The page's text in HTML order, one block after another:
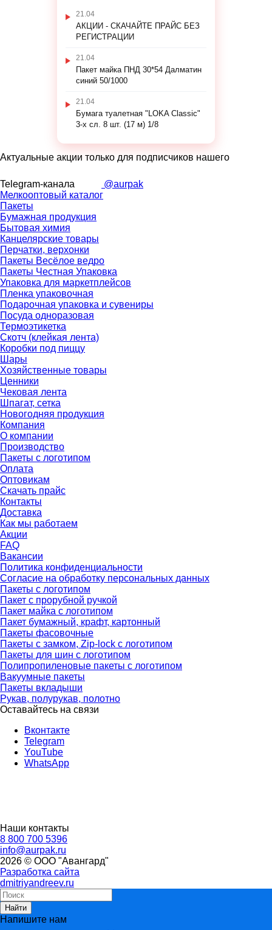
21.04
АКЦИИ - СКАЧАЙТЕ ПРАЙС БЕЗ
РЕГИСТРАЦИИ
21.04
Пакет майка ПНД 30*54 Далматин
синий 50/1000
21.04
Бумага туалетная "LOKA Classic"
3-х сл. 8 шт. (17 м) 1/8
Актуальные акции только для подписчиков нашего
Telegram-канала
@aurpak
Мелкооптовый каталог
Пакеты
Бумажная продукция
Бытовая химия
Канцелярские товары
Перчатки, верхонки
Пакеты Весёлое ведро
Пакеты Честная Упаковка
Упаковка для маркетплейсов
Пленка упаковочная
Подарочная упаковка и сувениры
Посуда одноразовая
Термоэтикетка
Скотч (клейкая лента)
Коробки под пиццу
Шары
Хозяйственные товары
Ценники
Чековая лента
Шпагат, сетка
Новогодняя продукция
Компания
О компании
Производство
Пакеты с логотипом
Оплата
Оптовикам
Скачать прайс
Контакты
Доставка
Как мы работаем
Акции
FAQ
Вакансии
Политика конфиденциальности
Согласие на обработку персональных данных
Пакеты с логотипом
Пакет с прорубной ручкой
Пакет майка с логотипом
Пакет бумажный, крафт, картонный
Пакеты фасовочные
Пакеты с замком, Zip-lock с логотипом
Пакеты для шин с логотипом
Полипропиленовые пакеты с логотипом
Вакуумные пакеты
Пакеты вкладыши
Рукав, полурукав, полотно
Оставайтесь на связи
Вконтакте
Telegram
YouTube
WhatsApp
Наши контакты
8 800 700 5396
info@aurpak.ru
2026 © ООО "Авангард"
Разработка сайта
dmitriyandreev.ru
Найти
Напишите нам